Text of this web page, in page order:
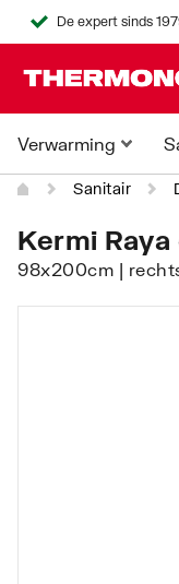
De expert sinds
Verwarming
Sanitair
Kermi
98x200cm |